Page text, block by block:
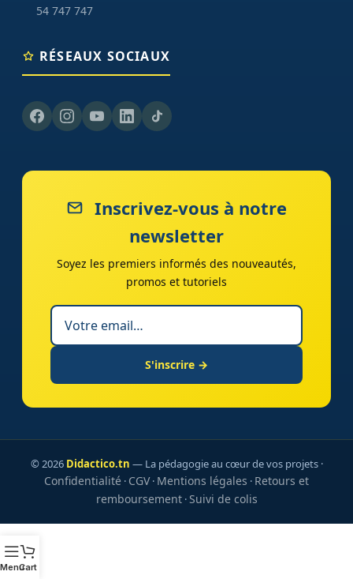
54 747 747
RÉSEAUX SOCIAUX
Inscrivez-vous à notre
newsletter
Soyez les premiers informés des nouveautés,
promos et tutoriels
S'inscrire →
© 2026 Didactico.tn — La pédagogie au cœur de vos projets ·
Confidentialité · CGV· Mentions légales · Retours et
remboursement·Suivi de colis
MenuCart